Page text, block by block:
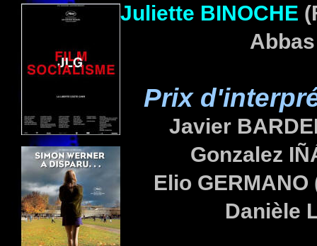
Juliette BINOCHE
Prix
Javier
Gonzalez
Elio GERMANO
Danièle